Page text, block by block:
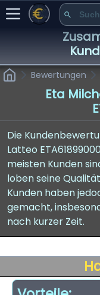
Bewertungen
Eta
Die
Latteo
meisten Kunden
loben seine
Kunden haben
gemacht,
nach kurzer Zeit.